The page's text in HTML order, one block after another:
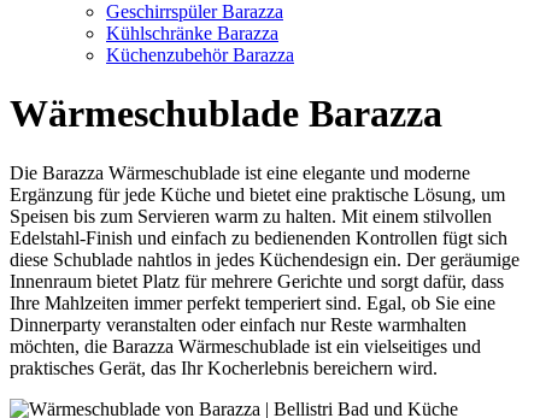
Geschirrspüler Barazza
Kühlschränke Barazza
Küchenzubehör Barazza
Wärmeschublade Barazza
Die Barazza Wärmeschublade ist eine elegante und moderne
Ergänzung für jede Küche und bietet eine praktische Lösung, um
Speisen bis zum Servieren warm zu halten. Mit einem stilvollen
Edelstahl-Finish und einfach zu bedienenden Kontrollen fügt sich
diese Schublade nahtlos in jedes Küchendesign ein. Der geräumige
Innenraum bietet Platz für mehrere Gerichte und sorgt dafür, dass
Ihre Mahlzeiten immer perfekt temperiert sind. Egal, ob Sie eine
Dinnerparty veranstalten oder einfach nur Reste warmhalten
möchten, die Barazza Wärmeschublade ist ein vielseitiges und
praktisches Gerät, das Ihr Kocherlebnis bereichern wird.